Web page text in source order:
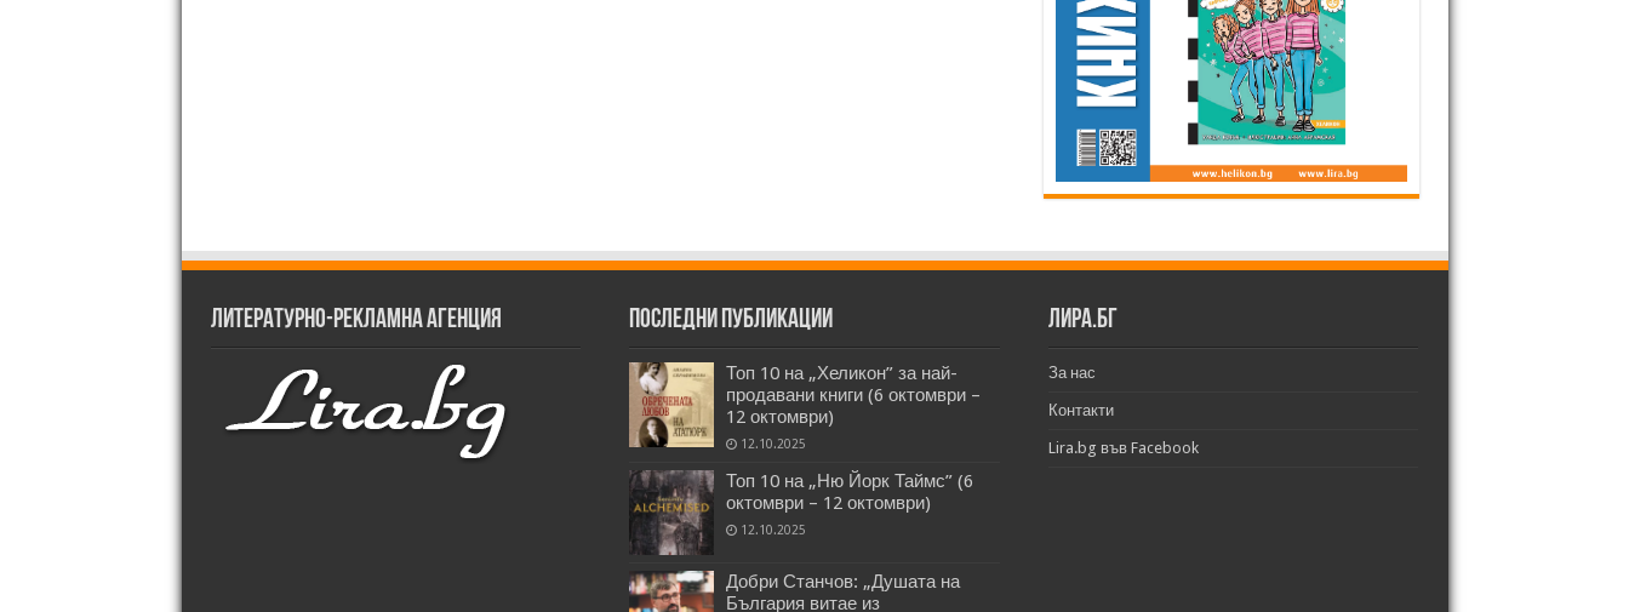
Литературно-рекламна агенция Последни публикации
Топ 10 на „Хеликон” за най-
продавани книги (6 октомври –
12 октомври)
12.10.2025
Топ 10 на „Ню Йорк Таймс” (6
октомври – 12 октомври)
12.10.2025
Добри Станчов: „Душата на
България витае из
Лира.бг
За нас
Контакти
Lira.bg във Facebook